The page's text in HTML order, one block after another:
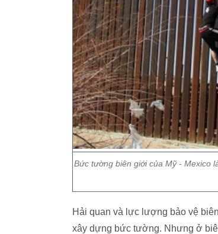
Bức tường biên giới của Mỹ - Mexico
Hải quan và lực lượng bảo vệ
xây dựng bức tường. Nhưng ở